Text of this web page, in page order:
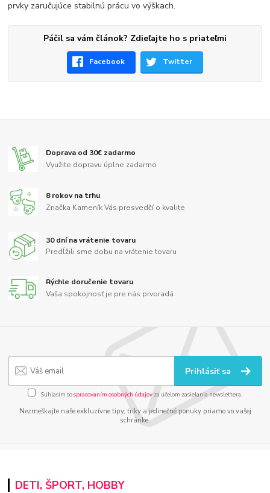
prvky zaručujúce stabilnú prácu vo výškach.
Páčil sa vám článok? Zdieľajte ho s priateľmi
Facebook Twitter
Doprava od 30€ zadarmo
Využite dopravu úplne zadarmo
8 rokov na trhu
Značka Kameník Vás presvedčí o kvalite
30 dní na vrátenie tovaru
Predĺžili sme dobu na vrátenie tovaru
Rýchle doručenie tovaru
Vaša spokojnosť je pre nás prvoradá
Prihlásiť sa
Súhlasím sospracovaním osobných údajov za účelom zasielania newslettera.
Nezmeškajte naše exkluzívne tipy, triky a jedinečné ponuky priamo vo vašej
schránke.
DETI, ŠPORT, HOBBY